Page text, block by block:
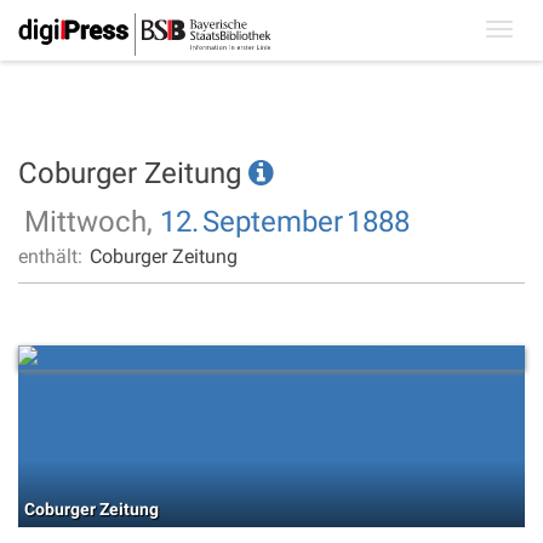
Coburger Zeitung
Mittwoch, 12.September1888
enthält: Coburger Zeitung
Coburger Zeitung